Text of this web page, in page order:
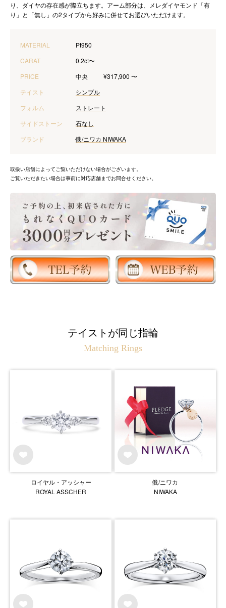
り、ダイヤの存在感が際立ちます。アーム部分は、メレダイヤモンド「有
り」と「無し」の2タイプから好みに併せてお選びいただけます。
MATERIAL
Pt950
CARAT
0.2ct〜
PRICE
中央
¥317,900 〜
テイスト
シンプル
フォルム
ストレート
サイドストーン
石なし
ブランド
俄/ニワカ NIWAKA
取扱い店舗によってご覧いただけない場合がございます。
ご覧いただきたい場合は事前に対応店舗までお問合せください。
テイストが同じ指輪
Matching Rings
ロイヤル・アッシャー
ROYAL ASSCHER
俄/ニワカ
NIWAKA